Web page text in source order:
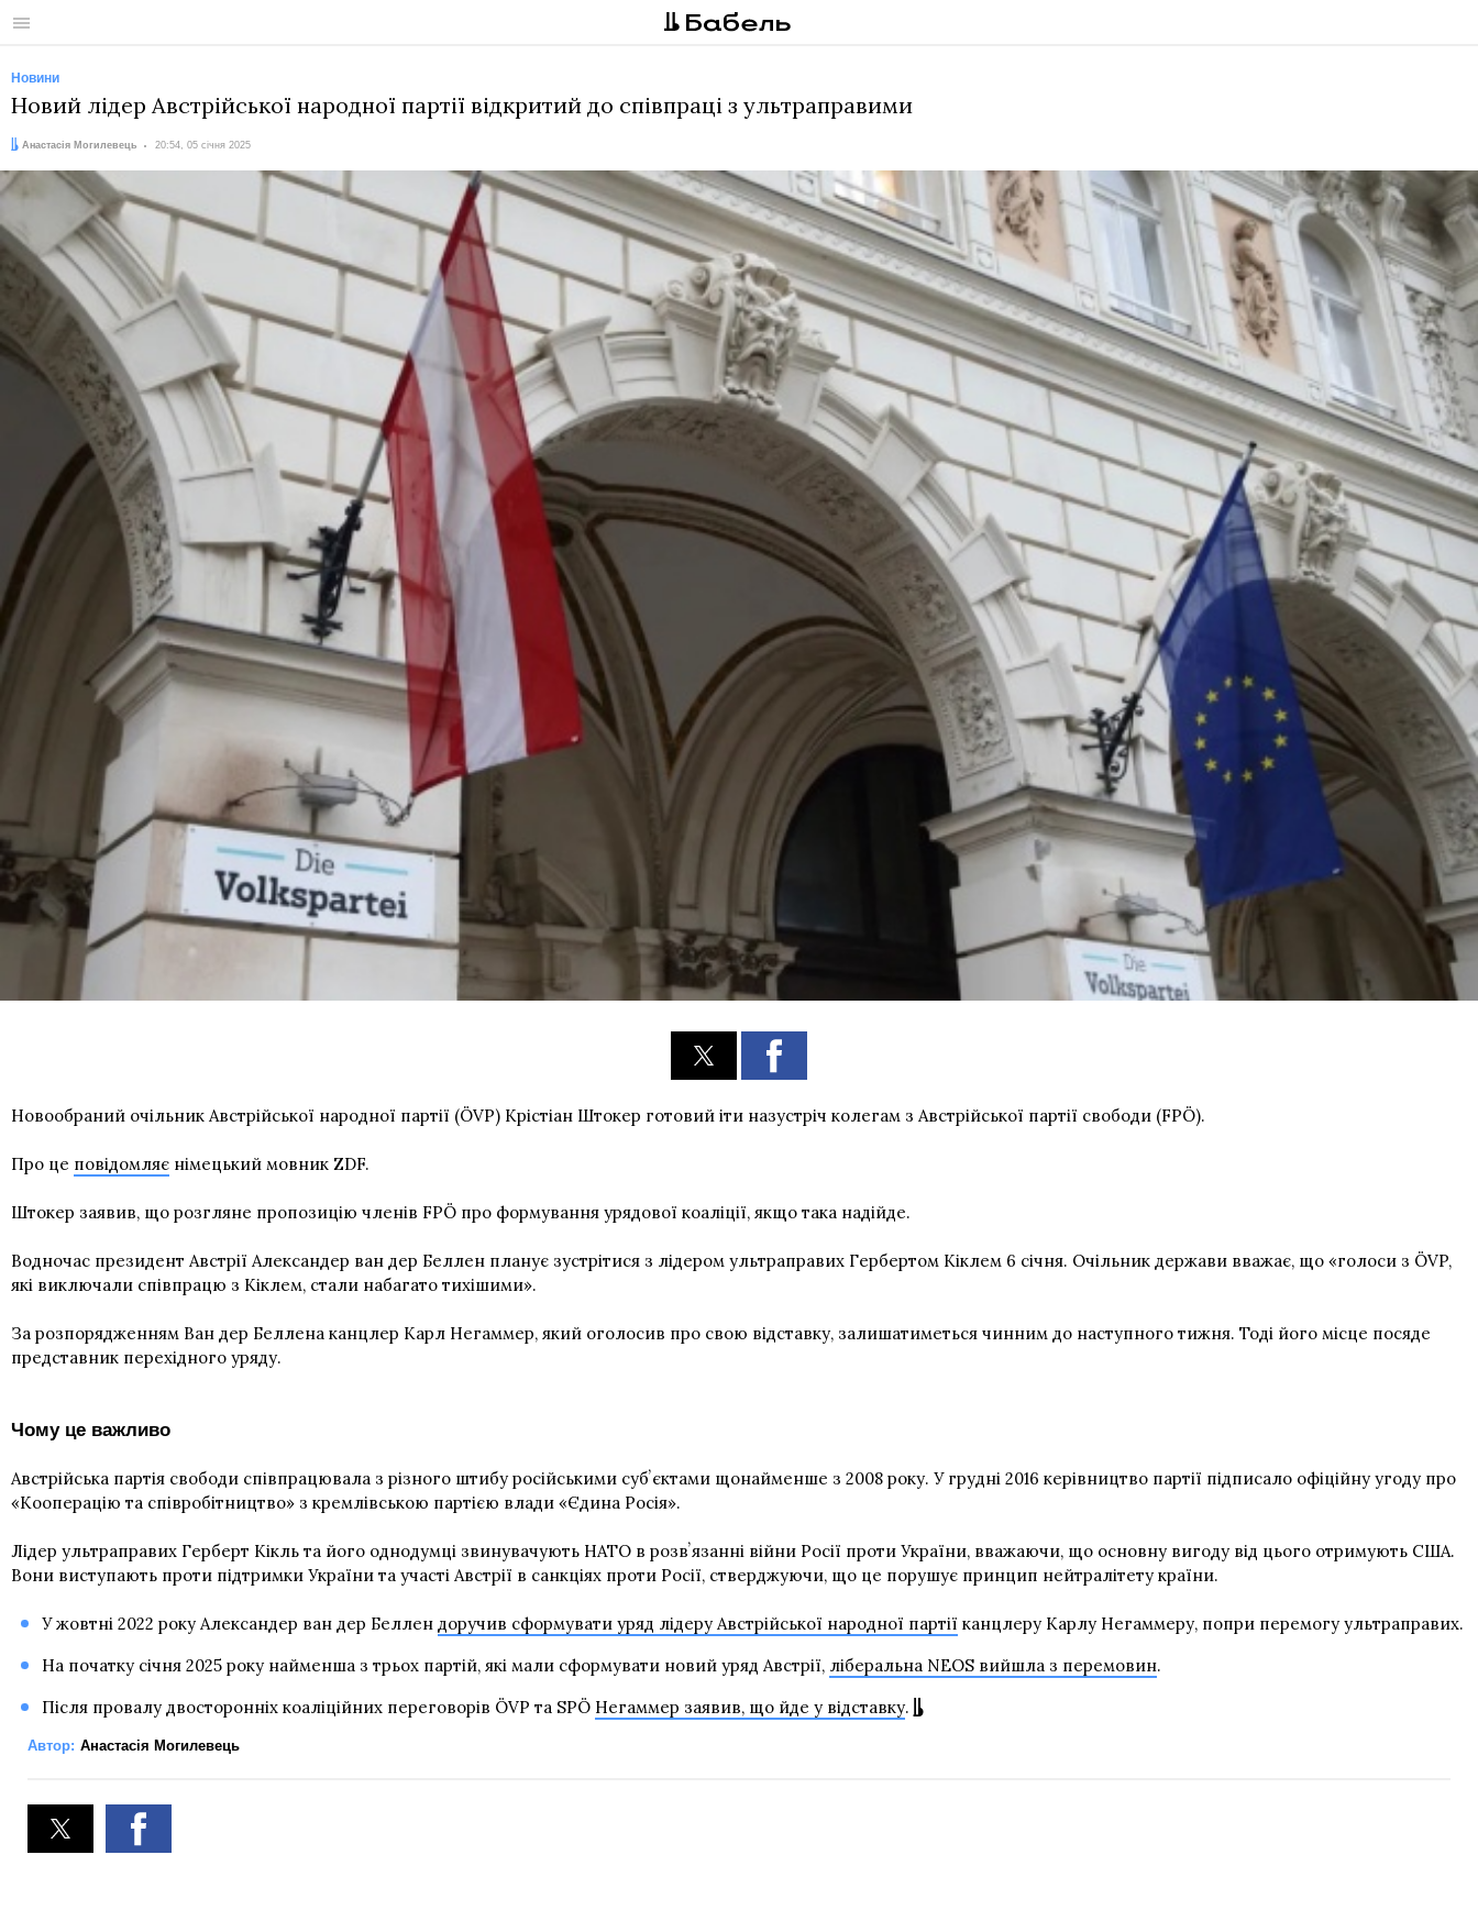
Меню
Новини
Новий лідер Австрійської народної партії відкритий до співпраці з ультраправими
Автор:
Анастасія Могилевець
Дата: 20:54, 05 січня 2025
Новообраний очільник Австрійської народної партії (ÖVP) Крістіан Штокер готовий іти назустріч колегам з Австрійської партії свободи (FPÖ).
Про це повідомляє німецький мовник ZDF.
Штокер заявив, що розгляне пропозицію членів FPÖ про формування урядової коаліції, якщо така надійде.
Водночас президент Австрії Александер ван дер Беллен планує зустрітися з лідером ультраправих Гербертом Кіклем 6 січня. Очільник держави вважає, що «голоси з ÖVP,
які виключали співпрацю з Кіклем, стали набагато тихішими».
За розпорядженням Ван дер Беллена канцлер Карл Негаммер, який оголосив про свою відставку, залишатиметься чинним до наступного тижня. Тоді його місце посяде
представник перехідного уряду.
Чому це важливо
Австрійська партія свободи співпрацювала з різного штибу російськими субʼєктами щонайменше з 2008 року. У грудні 2016 керівництво партії підписало офіційну угоду про
«Кооперацію та співробітництво» з кремлівською партією влади «Єдина Росія».
Лідер ультраправих Герберт Кікль та його однодумці звинувачують НАТО в розвʼязанні війни Росії проти України, вважаючи, що основну вигоду від цього отримують США.
Вони виступають проти підтримки України та участі Австрії в санкціях проти Росії, стверджуючи, що це порушує принцип нейтралітету країни.
У жовтні 2022 року Александер ван дер Беллен доручив сформувати уряд лідеру Австрійської народної партії канцлеру Карлу Негаммеру, попри перемогу ультраправих.
На початку січня 2025 року найменша з трьох партій, які мали сформувати новий уряд Австрії, ліберальна NEOS вийшла з перемовин.
Після провалу двосторонніх коаліційних переговорів ÖVP та SPÖ Негаммер заявив, що йде у відставку.
Автор: Анастасія Могилевець